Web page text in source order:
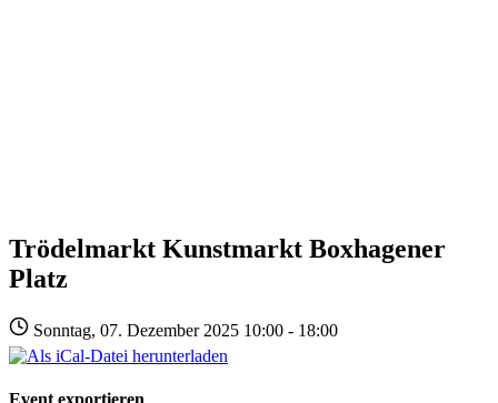
Trödelmarkt Kunstmarkt Boxhagener
Platz
Sonntag, 07. Dezember 2025 10:00 - 18:00
Event exportieren